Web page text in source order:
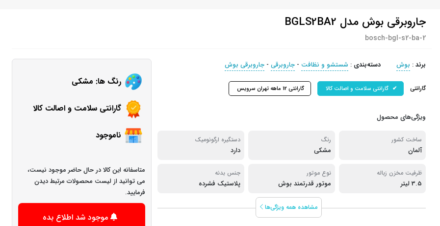
جاروبرقی بوش مدل BGLS2BA2
bosch-bgl-s2-ba-2
برند: بوش دسته‌بندی : شستشو و نظافت - جاروبرقی - جاروبرقی بوش
گارانتی گارانتی سلامت و اصالت کالا گارانتی 12 ماهه تهران سرویس
ویژگی‌های محصول
ساخت کشور
آلمان
رنگ
مشکی
دستگیره ارگونومیک
دارد
ظرفیت مخزن زباله
3.5 لیتر
نوع موتور
موتور قدرتمند بوش
جنس بدنه
پلاستیک فشرده
مشاهده همه ویژگی‌ها
رنگ ها: مشکی
گارانتی سلامت و اصالت کالا
ناموجود
متاسفانه این کالا در حال حاضر موجود نیست،
می توانید از لیست محصولات مرتبط دیدن
فرمایید.
موجود شد اطلاع بده